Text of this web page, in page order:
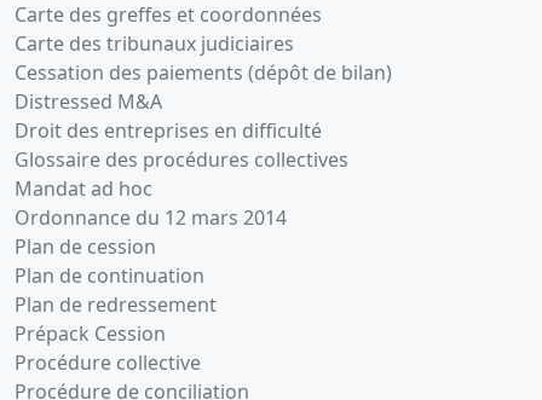
Carte des greffes et coordonnées
Carte des tribunaux judiciaires
Cessation des paiements (dépôt de bilan)
Distressed M&A
Droit des entreprises en difficulté
Glossaire des procédures collectives
Mandat ad hoc
Ordonnance du 12 mars 2014
Plan de cession
Plan de continuation
Plan de redressement
Prépack Cession
Procédure collective
Procédure de conciliation